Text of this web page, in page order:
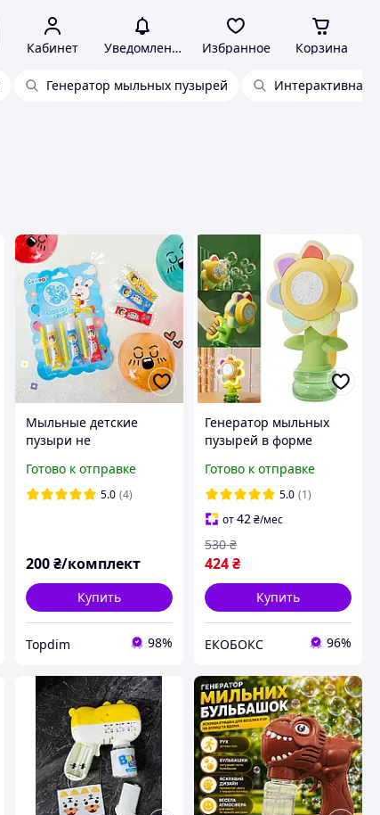
Кабинет Уведомления Избранное Корзина
Генератор мыльных пузырей Интерактивная
Мыльные детские
пузыри не
для детей (голубая
упаковка)
Готово к отправке
5.0 (4)
200 ₴/комплект
Купить
Topdim 98%
Генератор мыльных
пузырей в форме
подсветкой Seven
COLOR FLOWER
EKOBOX
Готово к отправке
5.0 (1)
от42₴/мес
424₴
530 ₴
Купить
ЕКОБОКС 96%